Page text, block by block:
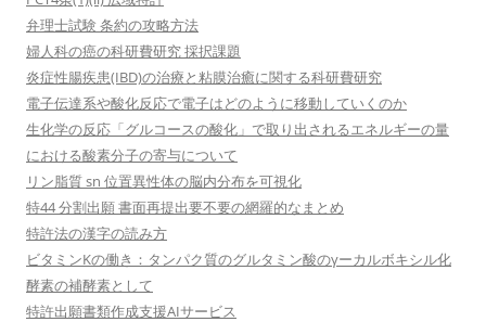
弁理士試験 条約の攻略方法
婦人科の癌の科研費研究 採択課題
炎症性腸疾患(IBD)の治療と粘膜治癒に関する科研費研究
電子伝達系や酸化反応で電子はどのように移動していくのか
生化学の反応「グルコースの酸化」で取り出されるエネルギーの量
における酸素分子の寄与について
リン脂質 sn 位置異性体の脳内分布を可視化
特44 分割出願 書面再提出要不要の網羅的なまとめ
特許法の漢字の読み方
ビタミンKの働き：タンパク質のグルタミン酸のγーカルボキシル化
酵素の補酵素として
特許出願書類作成支援AIサービス